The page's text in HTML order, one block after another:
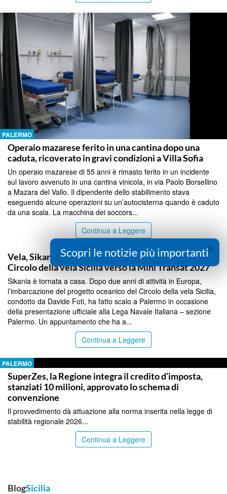
PALERMO
Operaio mazarese ferito in una cantina dopo una
caduta, ricoverato in gravi condizioni a Villa Sofia
Un operaio mazarese di 55 anni è rimasto ferito in un incidente
sul lavoro avvenuto in una cantina vinicola, in via Paolo Borsellino
a Mazara del Vallo. Il dipendente dello stabilimento stava
eseguendo alcune operazioni su un’autocisterna quando è caduto
da una scala. La macchina dei soccors...
Continua a Leggere
Vela, Sikania torna in Sicilia: il progetto oceanico del
Circolo della vela Sicilia verso la Mini Transat 2027
Sikania è tornata a casa. Dopo due anni di attività in Europa,
l’imbarcazione del progetto oceanico del Circolo della vela Sicilia,
condotto da Davide Foti, ha fatto scalo a Palermo in occasione
della presentazione ufficiale alla Lega Navale Italiana – sezione
Palermo. Un appuntamento che ha a...
Continua a Leggere
PALERMO
SuperZes, la Regione integra il credito d’imposta,
stanziati 10 milioni, approvato lo schema di
convenzione
Il provvedimento dà attuazione alla norma inserita nella legge di
stabilità regionale 2026...
Continua a Leggere
BlogSicilia
×
Scopri le notizie più importanti